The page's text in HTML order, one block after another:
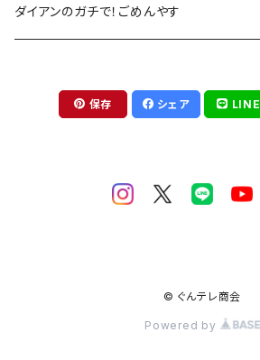
ダイアンのガチで！ごめんやす
保存 シェア LINE
© ぐんテレ商会
Powered by